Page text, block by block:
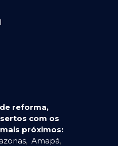
reforma,
com os
próximos:
, Amapá,